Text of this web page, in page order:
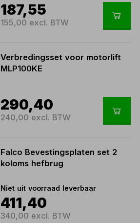
187,55
155,00 excl. BTW
Verbredingsset voor motorlift
MLP100KE
290,40
240,00 excl. BTW
Falco Bevestingsplaten set 2
koloms hefbrug
Niet uit voorraad leverbaar
411,40
340,00 excl. BTW